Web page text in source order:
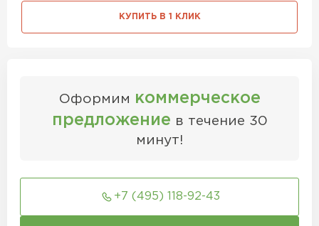
КУПИТЬ В 1 КЛИК
Оформим коммерческое
предложение в течение 30
минут!
+7 (495) 118-92-43